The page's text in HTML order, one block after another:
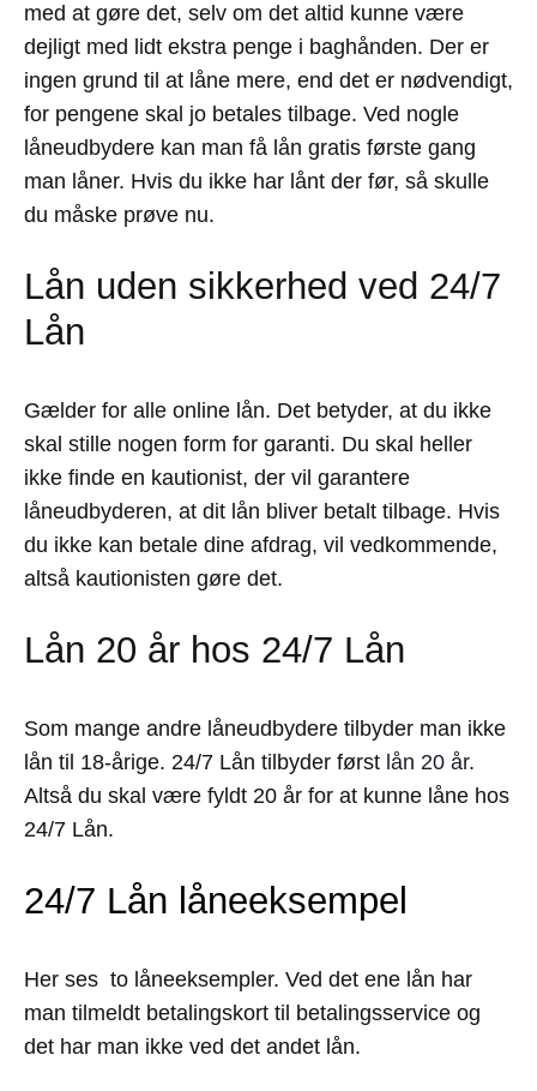
med at gøre det, selv om det altid kunne være
dejligt med lidt ekstra penge i baghånden. Der er
ingen grund til at låne mere, end det er nødvendigt,
for pengene skal jo betales tilbage. Ved nogle
låneudbydere kan man få lån gratis første gang
man låner. Hvis du ikke har lånt der før, så skulle
du måske prøve nu.
Lån uden sikkerhed ved 24/7
Lån
Gælder for alle online lån. Det betyder, at du ikke
skal stille nogen form for garanti. Du skal heller
ikke finde en kautionist, der vil garantere
låneudbyderen, at dit lån bliver betalt tilbage. Hvis
du ikke kan betale dine afdrag, vil vedkommende,
altså kautionisten gøre det.
Lån 20 år hos 24/7 Lån
Som mange andre låneudbydere tilbyder man ikke
lån til 18-årige. 24/7 Lån tilbyder først lån 20 år.
Altså du skal være fyldt 20 år for at kunne låne hos
24/7 Lån.
24/7 Lån låneeksempel
Her ses to låneeksempler. Ved det ene lån har
man tilmeldt betalingskort til betalingsservice og
det har man ikke ved det andet lån.